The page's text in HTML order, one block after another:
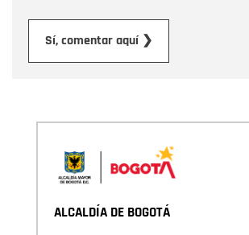
Sí, comentar aquí ❯
ALCALDÍA DE BOGOTÁ